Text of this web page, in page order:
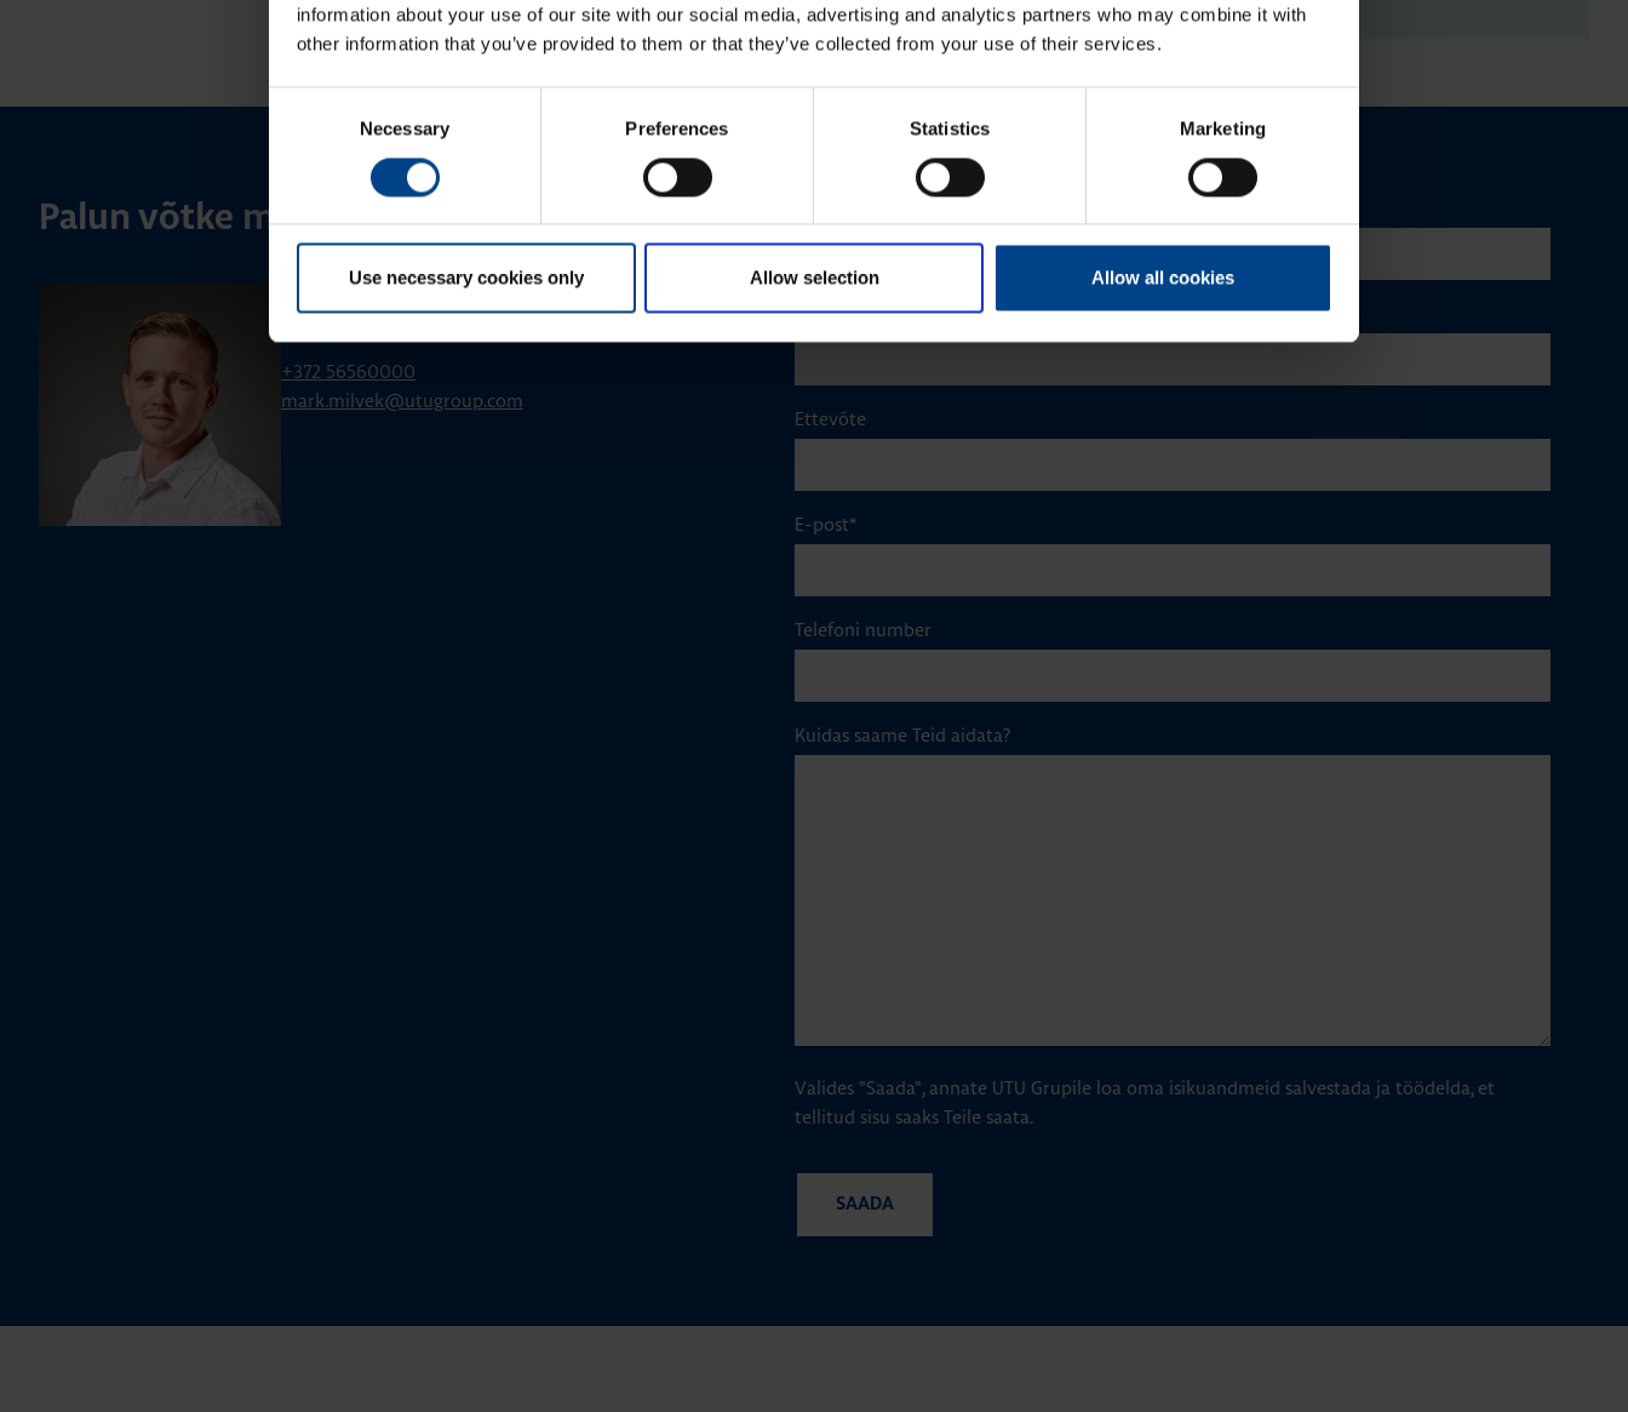
information about your use of our site with our social media, advertising and analytics partners who may combine it with
other information that you’ve provided to them or that they’ve collected from your use of their services.
Necessary Preferences Statistics Marketing
Use necessary cookies only Allow selection Allow all cookies
Palun võtke meiega ühendust
+372 56560000
mark.milvek@utugroup.com
Perekonnanimi*
Ettevõte
E-post*
Telefoni number
Kuidas saame Teid aidata?
Valides "Saada", annate UTU Grupile loa oma isikuandmeid salvestada ja töödelda, et
tellitud sisu saaks Teile saata.